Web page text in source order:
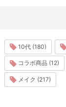
10代 (180)
コラボ商品 (12)
メイク (217)